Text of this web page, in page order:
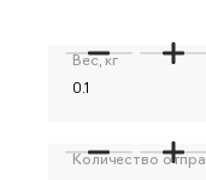
Вес, кг
Количество